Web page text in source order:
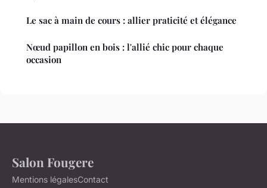
Le sac à main de cours : allier praticité et élégance
Nœud papillon en bois : l'allié chic pour chaque
occasion
Salon Fougere
Mentions légalesContact